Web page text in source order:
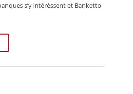
s’y intérèssent et Banketto